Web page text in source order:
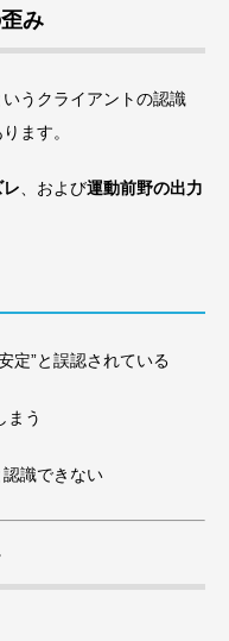
み
いうクライアントの認識
ます。
、および運動前野の出力
定”と誤認されている
まう
認識できない